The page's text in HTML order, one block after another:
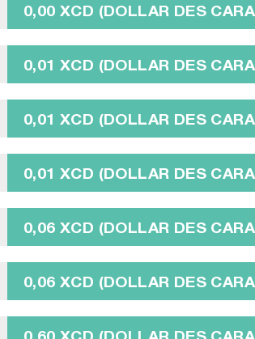
0,00 XCD (DOLLAR DES
0,01 XCD (DOLLAR DES
0,01 XCD (DOLLAR DES
0,01 XCD (DOLLAR DES
0,06 XCD (DOLLAR DES
0,06 XCD (DOLLAR DES